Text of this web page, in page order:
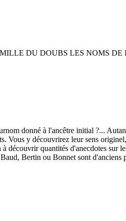
DU DOUBS LES NOMS
donné à l'ancêtre initial ?...
Vous y découvrirez leur sens
découvrir quantités d'anecdotes sur
Bertin ou Bonnet sont